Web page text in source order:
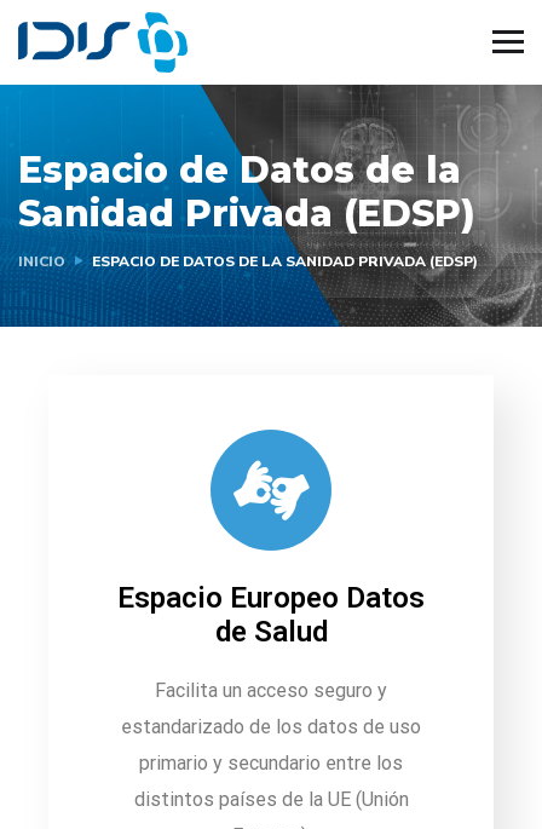
Espacio de Datos de la
Sanidad Privada (EDSP)
INICIO ESPACIO DE DATOS DE LA SANIDAD PRIVADA (EDSP)
Espacio Europeo Datos
de Salud
Facilita un acceso seguro y
estandarizado de los datos de uso
primario y secundario entre los
distintos países de la UE (Unión